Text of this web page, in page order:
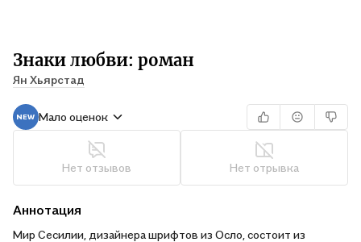
Знаки любви: роман
Ян Хьярстад
Мало оценок
Нет отзывов Нет отрывка
Аннотация
Мир Сесилии, дизайнера шрифтов из Осло, состоит из